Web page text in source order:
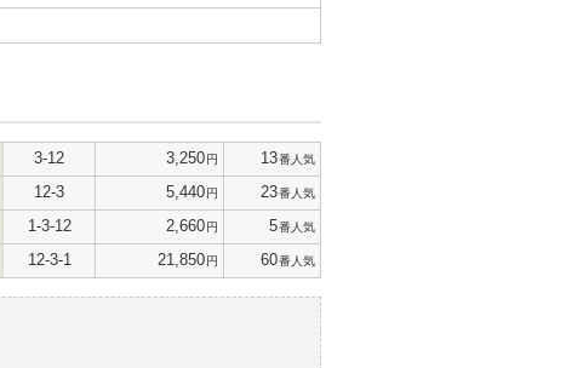
3-12 3,250円 13番人気
12-3 5,440円 23番人気
1-3-12 2,660円 5番人気
12-3-1 21,850円 60番人気